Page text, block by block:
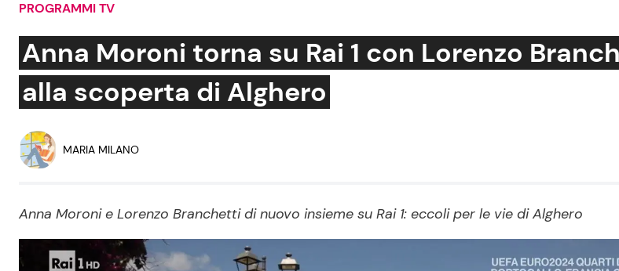
Social News
News dal mondo
Benessere
Salute Ricette Facili e Veloci
PROGRAMMI TV
Anna Moroni torna su Rai 1 con Lorenzo
alla scoperta di Alghero
MARIA MILANO
Anna Moroni e Lorenzo Branchetti di nuovo insieme su Rai 1: eccoli per le vie di Alghero